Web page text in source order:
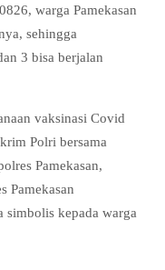
warga Pamekasan
sehingga
3 bisa berjalan
vaksinasi Covid
Polri bersama
Pamekasan,
Pamekasan
simbolis kepada warga